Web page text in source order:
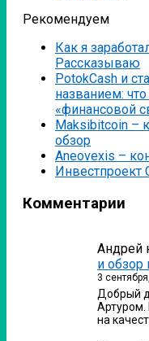
Рекомендуем
Как я
Рассказываю
PotokCash и
названием:
«финансовой
Мaksibitcoin –
обзор
Аneovexis –
Инвестпроект
Комментарии
Андрей
и обзор
3
Добрый
Артуром.
на